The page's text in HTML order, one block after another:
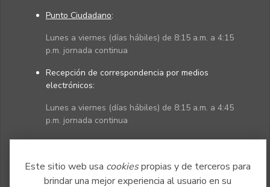
Este sitio web usa cookiespropias y de terceros para
brindar una mejor experiencia al usuario en su
Punto Ciudadano:
Lunes a viernes (días hábiles) de 8:15 a.m. a 4:15
p.m. jornada continua
Recepción de correspondencia por medios
electrónicos:
Lunes a viernes (días hábiles) de 8:15 a.m. a 4:45
p.m. jornada continua